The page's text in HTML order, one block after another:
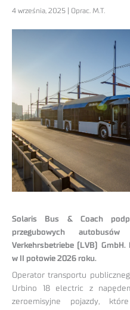
4 września, 2025 | Oprac. M.T.
Solaris Bus & Coach
przegubowych
Verkehrsbetriebe (LVB)
w II połowie 2026 roku.
Operator transportu
Urbino 18 electric z
zeroemisyjne pojazdy,